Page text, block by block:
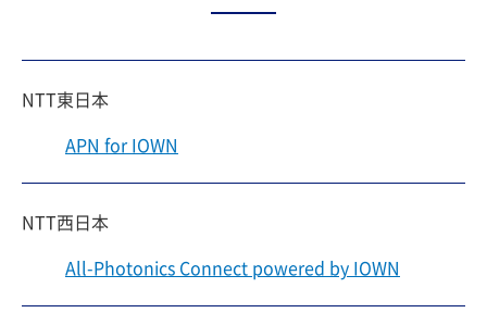
NTT東日本
APN for IOWN
NTT西日本
All-Photonics Connect powered by IOWN